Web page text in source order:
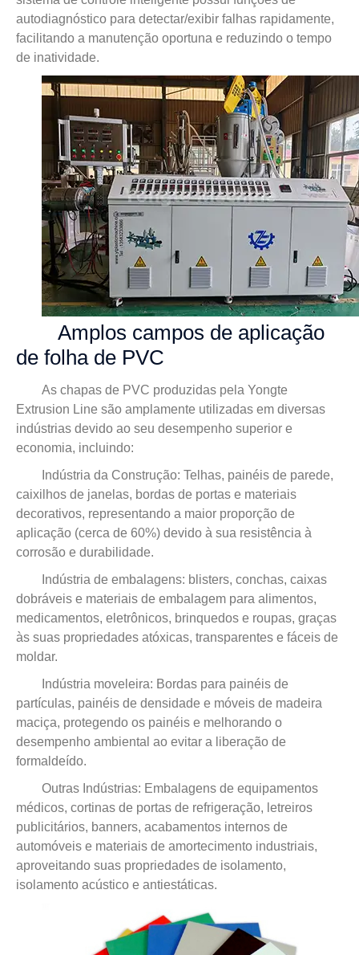
autodiagnóstico para detectar/exibir falhas rapidamente,
facilitando a manutenção oportuna e reduzindo o tempo
de inatividade.
Amplos campos de aplicação
de folha de PVC
As chapas de PVC produzidas pela Yongte
Extrusion Line são amplamente utilizadas em diversas
indústrias devido ao seu desempenho superior e
economia, incluindo:
Indústria da Construção: Telhas, painéis de parede,
caixilhos de janelas, bordas de portas e materiais
decorativos, representando a maior proporção de
aplicação (cerca de 60%) devido à sua resistência à
corrosão e durabilidade.
Indústria de embalagens: blisters, conchas, caixas
dobráveis ​​e materiais de embalagem para alimentos,
medicamentos, eletrônicos, brinquedos e roupas, graças
às suas propriedades atóxicas, transparentes e fáceis de
moldar.
Indústria moveleira: Bordas para painéis de
partículas, painéis de densidade e móveis de madeira
maciça, protegendo os painéis e melhorando o
desempenho ambiental ao evitar a liberação de
formaldeído.
Outras Indústrias: Embalagens de equipamentos
médicos, cortinas de portas de refrigeração, letreiros
publicitários, banners, acabamentos internos de
automóveis e materiais de amortecimento industriais,
aproveitando suas propriedades de isolamento,
isolamento acústico e antiestáticas.